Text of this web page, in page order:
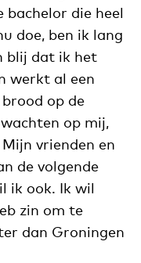
bachelor die heel
doe, ben ik lang
blij dat ik het
werkt al een
op de
op mij,
vrienden en
de volgende
ik ook. Ik wil
zin om te
dan Groningen